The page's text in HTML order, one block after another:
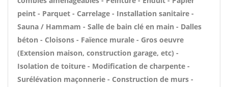
peint - Parquet - Carrelage - Installation sanitaire -
Sauna / Hammam - Salle de bain clé en main - Dalles
béton - Cloisons - Faïence murale - Gros oeuvre
(Extension maison, construction garage, etc) -
Isolation de toiture - Modification de charpente -
Surélévation maçonnerie - Construction de murs -